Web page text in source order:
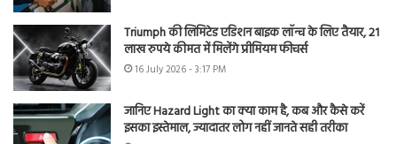
Triumph की लिमिटेड एडिशन बाइक लॉन्च के लिए तैयार, 21
लाख रुपये कीमत में मिलेंगे प्रीमियम फीचर्स
16 July 2026 - 3:17 PM
जानिए Hazard Light का क्या काम है, कब और कैसे करें
इसका इस्तेमाल, ज्यादातर लोग नहीं जानते सही तरीका